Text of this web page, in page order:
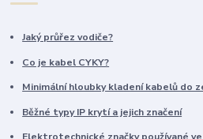
Jaký průřez vodiče?
Co je kabel CYKY?
Minimální hloubky kladení kabelů do
Běžné typy IP krytí a jejich značení